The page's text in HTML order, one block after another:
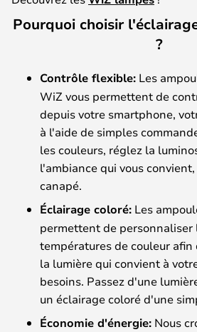
Pourquoi choisir
?
Contrôle flexible: Les
WiZ vous permettent de
depuis votre smartphone,
à l'aide de simples
les couleurs, réglez la
l'ambiance qui vous
canapé.
Éclairage coloré: Les
permettent de personnaliser
températures de couleur
la lumière qui convient à
besoins. Passez d'une
un éclairage coloré d'une
Économie d'énergie: Nous